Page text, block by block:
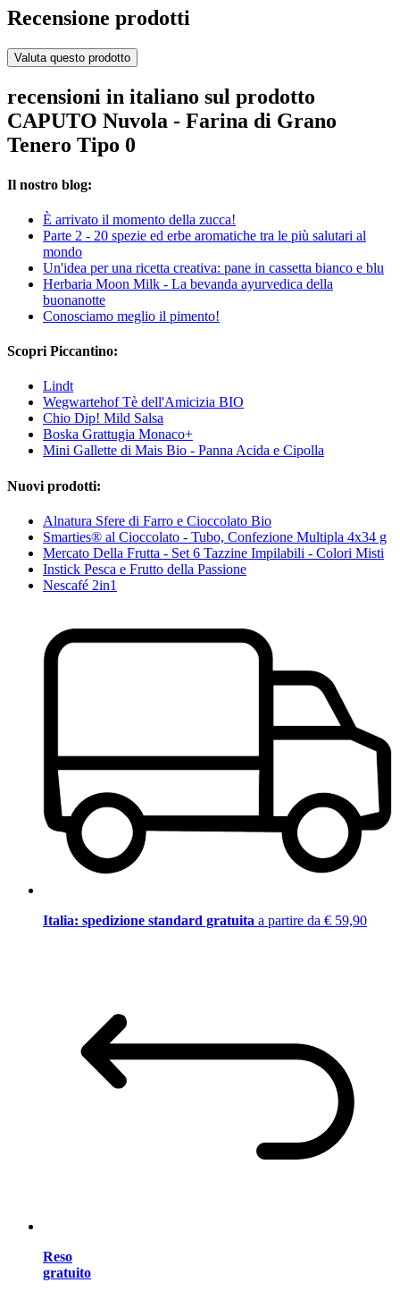
Recensione prodotti
Valuta questo prodotto
recensioni in italiano sul prodotto
CAPUTO Nuvola - Farina di Grano
Tenero Tipo 0
Il nostro blog:
È arrivato il momento della zucca!
Parte 2 - 20 spezie ed erbe aromatiche tra le più salutari al
mondo
Un'idea per una ricetta creativa: pane in cassetta bianco e blu
Herbaria Moon Milk - La bevanda ayurvedica della
buonanotte
Conosciamo meglio il pimento!
Scopri Piccantino:
Lindt
Wegwartehof Tè dell'Amicizia BIO
Chio Dip! Mild Salsa
Boska Grattugia Monaco+
Mini Gallette di Mais Bio - Panna Acida e Cipolla
Nuovi prodotti:
Alnatura Sfere di Farro e Cioccolato Bio
Smarties® al Cioccolato - Tubo, Confezione Multipla 4x34 g
Mercato Della Frutta - Set 6 Tazzine Impilabili - Colori Misti
Instick Pesca e Frutto della Passione
Nescafé 2in1
Italia: spedizione standard gratuita a partire da € 59,90
Reso
gratuito